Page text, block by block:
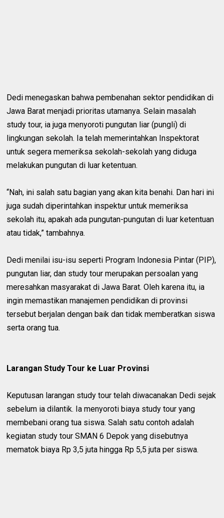
Dedi menegaskan bahwa pembenahan sektor pendidikan di
Jawa Barat menjadi prioritas utamanya. Selain masalah
study tour, ia juga menyoroti pungutan liar (pungli) di
lingkungan sekolah. Ia telah memerintahkan Inspektorat
untuk segera memeriksa sekolah-sekolah yang diduga
melakukan pungutan di luar ketentuan.
“Nah, ini salah satu bagian yang akan kita benahi. Dan hari ini
juga sudah diperintahkan inspektur untuk memeriksa
sekolah itu, apakah ada pungutan-pungutan di luar ketentuan
atau tidak,” tambahnya.
Dedi menilai isu-isu seperti Program Indonesia Pintar (PIP),
pungutan liar, dan study tour merupakan persoalan yang
meresahkan masyarakat di Jawa Barat. Oleh karena itu, ia
ingin memastikan manajemen pendidikan di provinsi
tersebut berjalan dengan baik dan tidak memberatkan siswa
serta orang tua.
Larangan Study Tour ke Luar Provinsi
Keputusan larangan study tour telah diwacanakan Dedi sejak
sebelum ia dilantik. Ia menyoroti biaya study tour yang
membebani orang tua siswa. Salah satu contoh adalah
kegiatan study tour SMAN 6 Depok yang disebutnya
mematok biaya Rp 3,5 juta hingga Rp 5,5 juta per siswa.